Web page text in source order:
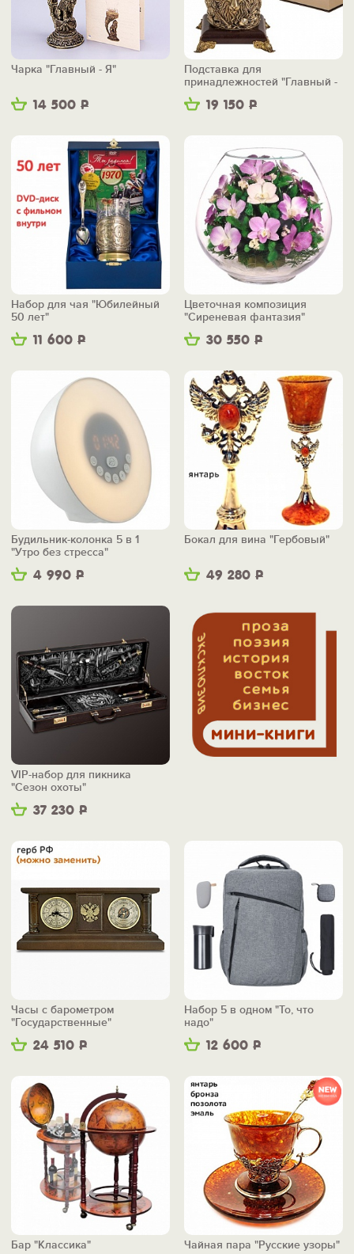
14 500 Р
Чарка "Главный - Я"
19 150 Р
Подставка для
принадлежностей "Главный -
Я"
11 600 Р
Набор для чая "Юбилейный
50 лет"
30 550 Р
Цветочная композиция
"Сиреневая фантазия"
4 990 Р
Будильник-колонка 5 в 1
"Утро без стресса"
49 280 Р
Бокал для вина "Гербовый"
37 230 Р
VIP-набор для пикника
"Сезон охоты"
24 510 Р
Часы с барометром
"Государственные"
12 600 Р
Набор 5 в одном "То, что
надо"
Бар "Классика" Чайная пара "Русские узоры"